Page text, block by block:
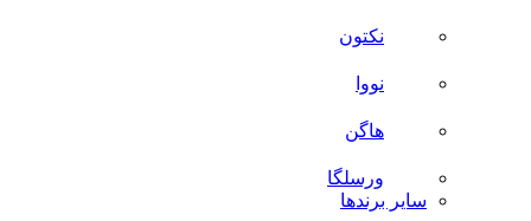
نکتون
نووا
هاگن
ورسلگا
سایر برند‌ها